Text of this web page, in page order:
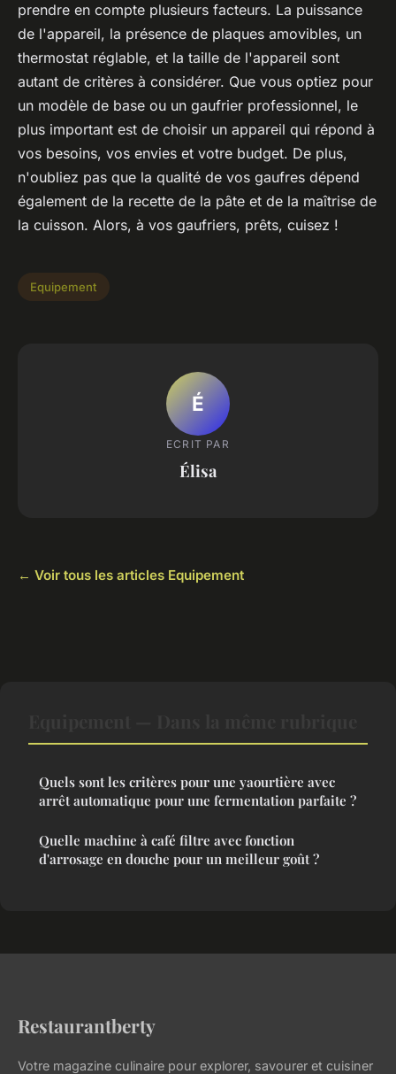
prendre en compte plusieurs facteurs. La puissance
de l'appareil, la présence de plaques amovibles, un
thermostat réglable, et la taille de l'appareil sont
autant de critères à considérer. Que vous optiez pour
un modèle de base ou un gaufrier professionnel, le
plus important est de choisir un appareil qui répond à
vos besoins, vos envies et votre budget. De plus,
n'oubliez pas que la qualité de vos gaufres dépend
également de la recette de la pâte et de la maîtrise de
la cuisson. Alors, à vos gaufriers, prêts, cuisez !
Equipement
É
ECRIT PAR
Élisa
← Voir tous les articles Equipement
Quels sont les critères pour une yaourtière avec
arrêt automatique pour une fermentation parfaite ?
Quelle machine à café filtre avec fonction
d'arrosage en douche pour un meilleur goût ?
Restaurantberty
Votre magazine culinaire pour explorer, savourer et cuisiner